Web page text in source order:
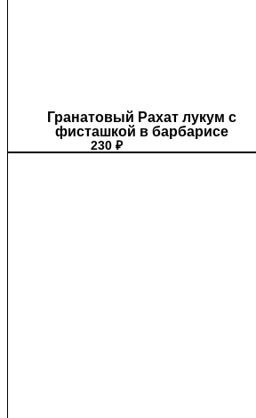
Гранатовый Рахат лукум с
фисташкой в барбарисе
230 ₽